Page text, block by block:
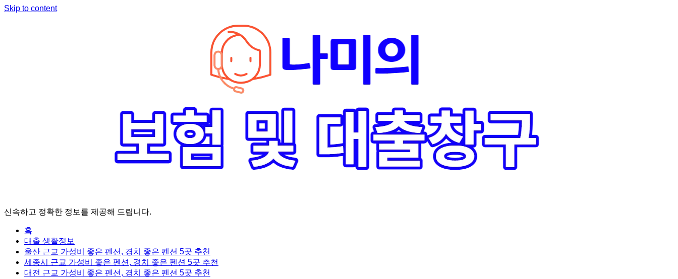
Skip to content
신속하고 정확한 정보를 제공해 드립니다.
홈
대출 생활정보
울산 근교 가성비 좋은 펜션, 경치 좋은 펜션 5곳 추천
세종시 근교 가성비 좋은 펜션, 경치 좋은 펜션 5곳 추천
대전 근교 가성비 좋은 펜션, 경치 좋은 펜션 5곳 추천